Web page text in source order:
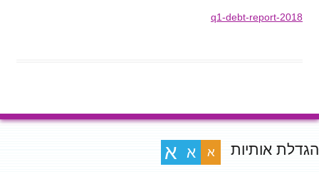
2018-q1-debt-report
הגדלת אותיות א א א